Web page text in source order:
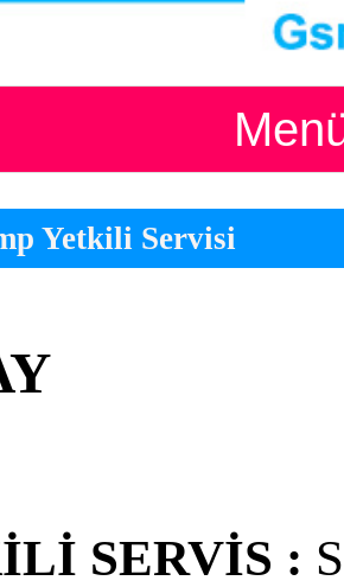
Yetkili Servisi
SERVİS :